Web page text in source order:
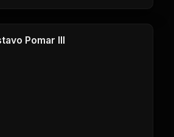
1 Clases
Pomar III